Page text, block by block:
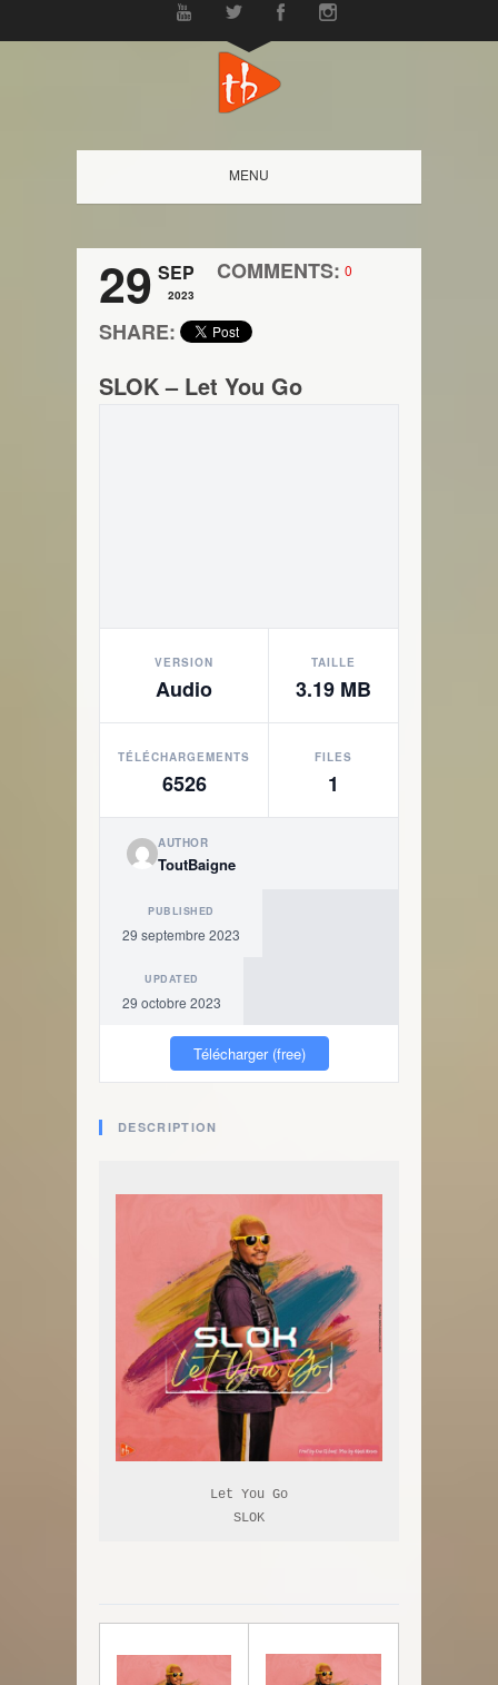
MENU
29 SEP
2023
COMMENTS: 0
SHARE:
SLOK – Let You Go
VERSION
Audio
TAILLE
3.19 MB
TÉLÉCHARGEMENTS
6526
FILES
1
AUTHOR
ToutBaigne
PUBLISHED
29 septembre 2023
UPDATED
29 octobre 2023
Télécharger (free)
DESCRIPTION
Let You Go
SLOK